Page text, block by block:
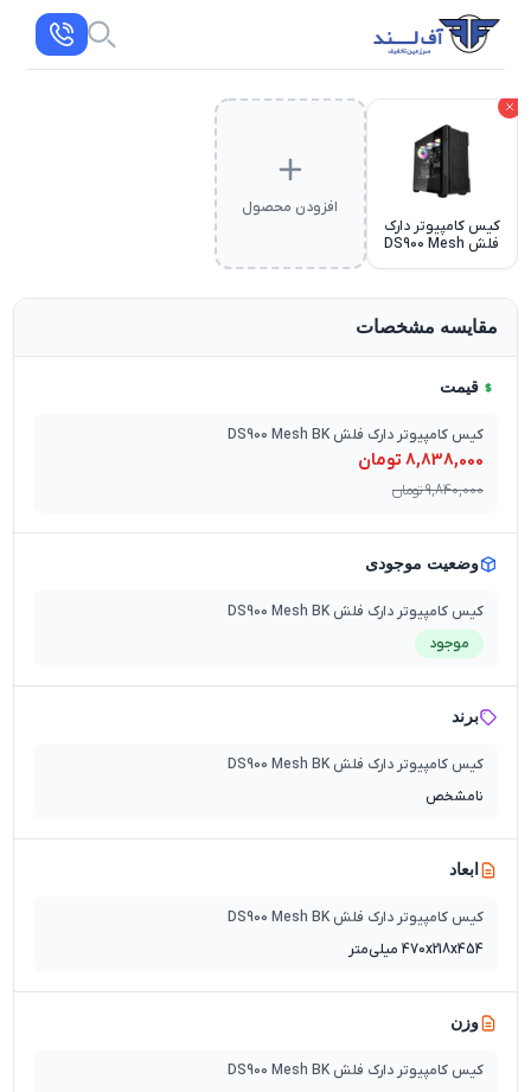
کیس کامپیوتر دارک
فلش DS900 Mesh
افزودن محصول
مقایسه مشخصات
قیمت
کیس کامپیوتر دارک فلش DS900 Mesh BK
8,838,000 تومان
9,840,000تومان
وضعیت موجودی
کیس کامپیوتر دارک فلش DS900 Mesh BK
موجود
برند
کیس کامپیوتر دارک فلش DS900 Mesh BK
نامشخص
ابعاد
کیس کامپیوتر دارک فلش DS900 Mesh BK
470x218x454 میلی‌متر
وزن
کیس کامپیوتر دارک فلش DS900 Mesh BK